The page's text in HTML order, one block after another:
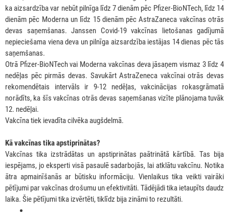
ka aizsardzība var nebūt pilnīga līdz 7 dienām pēc Pfizer-BioNTech, līdz 14
dienām pēc Moderna un līdz 15 dienām pēc AstraZaneca vakcīnas otrās
devas saņemšanas. Janssen Covid-19 vakcīnas lietošanas gadījumā
nepieciešama viena deva un pilnīga aizsardzība iestājas 14 dienas pēc tās
saņemšanas.
Otrā Pfizer-BioNTech vai Moderna vakcīnas deva jāsaņem vismaz 3 līdz 4
nedēļas pēc pirmās devas. Savukārt AstraZeneca vakcīnai otrās devas
rekomendētais intervāls ir 9-12 nedēļas, vakcinācijas rokasgrāmatā
norādīts, ka šīs vakcīnas otrās devas saņemšanas vizīte plānojama tuvāk
12. nedēļai.
Vakcīna tiek ievadīta cilvēka augšdelmā.
Kā vakcīnas tika apstiprinātas?
Vakcīnas tika izstrādātas un apstiprinātas paātrinātā kārtībā. Tas bija
iespējams, jo eksperti visā pasaulē sadarbojās, lai atklātu vakcīnu. Notika
ātra apmainīšanās ar būtisku informāciju. Vienlaikus tika veikti vairāki
pētījumi par vakcīnas drošumu un efektivitāti. Tādējādi tika ietaupīts daudz
laika. Šie pētījumi tika izvērtēti, tiklīdz bija zināmi to rezultāti.